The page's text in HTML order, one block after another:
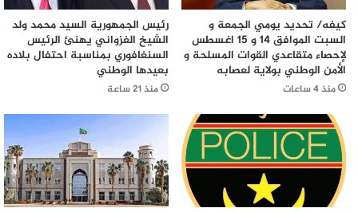
كيفه/ تحديد يومي الجمعة و
السبت الموافق 14 و 15 اغسطس
لإحصاء متقاعدي القوات المسلحة و
الأمن الوطني بولاية لعصابه
منذ 4 ساعات
رئيس الجمهورية السيد محمد ولد
الشيخ الغزواني يهنئ الرئيس
السنغافوري بمناسبة احتفال بلاده
بعيدها الوطني
منذ 21 ساعة